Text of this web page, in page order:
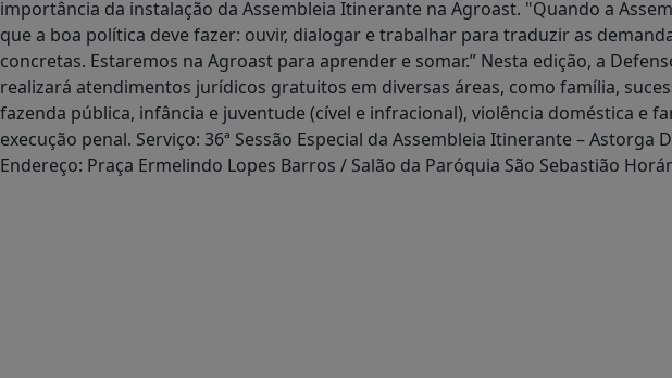
importância da instalação da Assembleia Itinerante na Agroast. "Quando a
que a boa política deve fazer: ouvir, dialogar e trabalhar para traduzir as
concretas. Estaremos na Agroast para aprender e somar.” Nesta edição, a
realizará atendimentos jurídicos gratuitos em diversas áreas, como família,
fazenda pública, infância e juventude (cível e infracional), violência doméstica e
execução penal. Serviço: 36ª Sessão Especial da Assembleia Itinerante – Astorga
Endereço: Praça Ermelindo Lopes Barros / Salão da Paróquia São Sebastião